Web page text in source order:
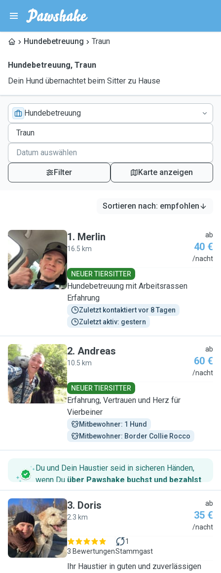
Hundebetreuung Traun
Hundebetreuung, Traun
Dein Hund übernachtet beim Sitter zu Hause
Hundebetreuung
Filter Karte anzeigen
Sortieren nach: empfohlen
M
1. Merlin
16.5 km
ab
40 €
/nacht
NEUER TIERSITTER
Hundebetreuung mit Arbeitsrassen
Erfahrung
Zuletzt kontaktiert vor 8 Tagen
Zuletzt aktiv: gestern
A
2. Andreas
10.5 km
ab
60 €
/nacht
NEUER TIERSITTER
Erfahrung, Vertrauen und Herz für
Vierbeiner
Mitbewohner: 1 Hund
Mitbewohner: Border Collie Rocco
Du und Dein Haustier seid in sicheren Händen,
wenn Du über Pawshake buchst und bezahlst.
D
3. Doris
2.3 km
ab
35 €
/nacht
3 Bewertungen
1
Stammgast
Ihr Haustier in guten und zuverlässigen